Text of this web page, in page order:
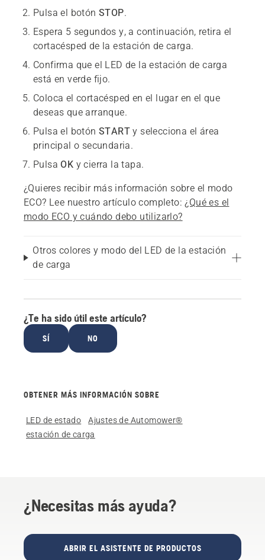
Pulsa el botón STOP.
Espera 5 segundos y, a continuación, retira el
cortacésped de la estación de carga.
Confirma que el LED de la estación de carga
está en verde fijo.
Coloca el cortacésped en el lugar en el que
deseas que arranque.
Pulsa el botón START y selecciona el área
principal o secundaria.
PulsaOK y cierra la tapa.
¿Quieres recibir más información sobre el modo
ECO? Lee nuestro artículo completo:¿Qué es el
modo ECO y cuándo debo utilizarlo?
Otros colores y modo del LED de la estación
de carga
¿Te ha sido útil este artículo?
SÍ NO
OBTENER MÁS INFORMACIÓN SOBRE
LED de estado
Ajustes de Automower®
estación de carga
¿Necesitas más ayuda?
ABRIR EL ASISTENTE DE PRODUCTOS